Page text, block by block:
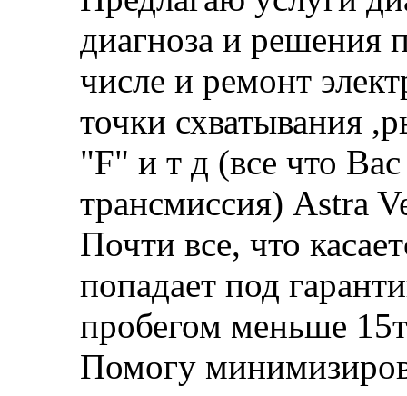
диагноза и решения
числе и ремонт
точки схватывания
"F" и т д (все что
трансмиссия) Astra
Почти все, что
попадает под
пробегом меньше
Помогу